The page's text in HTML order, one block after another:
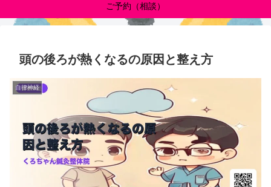
ご予約（相談）
頭の後ろが熱くなるの原因と整え方
自律神経